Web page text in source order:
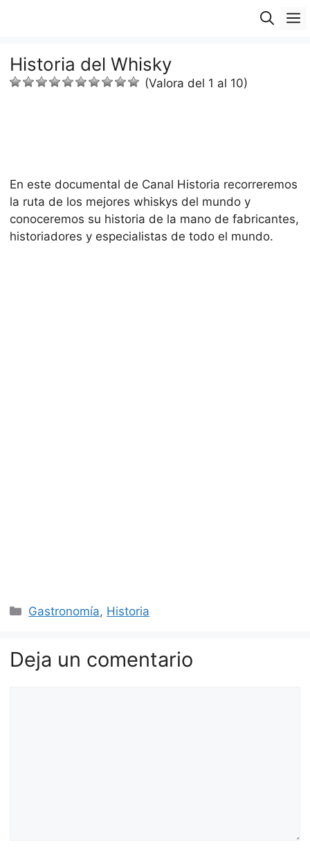
Historia del Whisky
(Valora del 1 al 10)
En este documental de Canal Historia recorreremos
la ruta de los mejores whiskys del mundo y
conoceremos su historia de la mano de fabricantes,
historiadores y especialistas de todo el mundo.
Categorías
Gastronomía, Historia
Deja un comentario